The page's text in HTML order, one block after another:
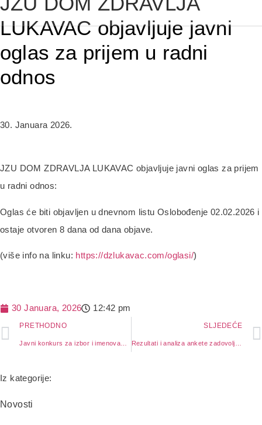
LUKAVAC objavljuje javni
oglas za prijem u radni
odnos
30. Januara 2026.
JZU DOM ZDRAVLJA LUKAVAC objavljuje javni oglas za prijem
u radni odnos:
Oglas će biti objavljen u dnevnom listu Oslobođenje 02.02.2026 i
ostaje otvoren 8 dana od dana objave.
(više info na linku: https://dzlukavac.com/oglasi/)
30 Januara, 2026 12:42 pm
PRETHODNO SLJEDEĆE
Iz kategorije:
Novosti